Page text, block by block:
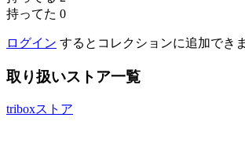
持ってた 0
ログイン するとコレクションに追加でき
取り扱いストア一覧
triboxストア